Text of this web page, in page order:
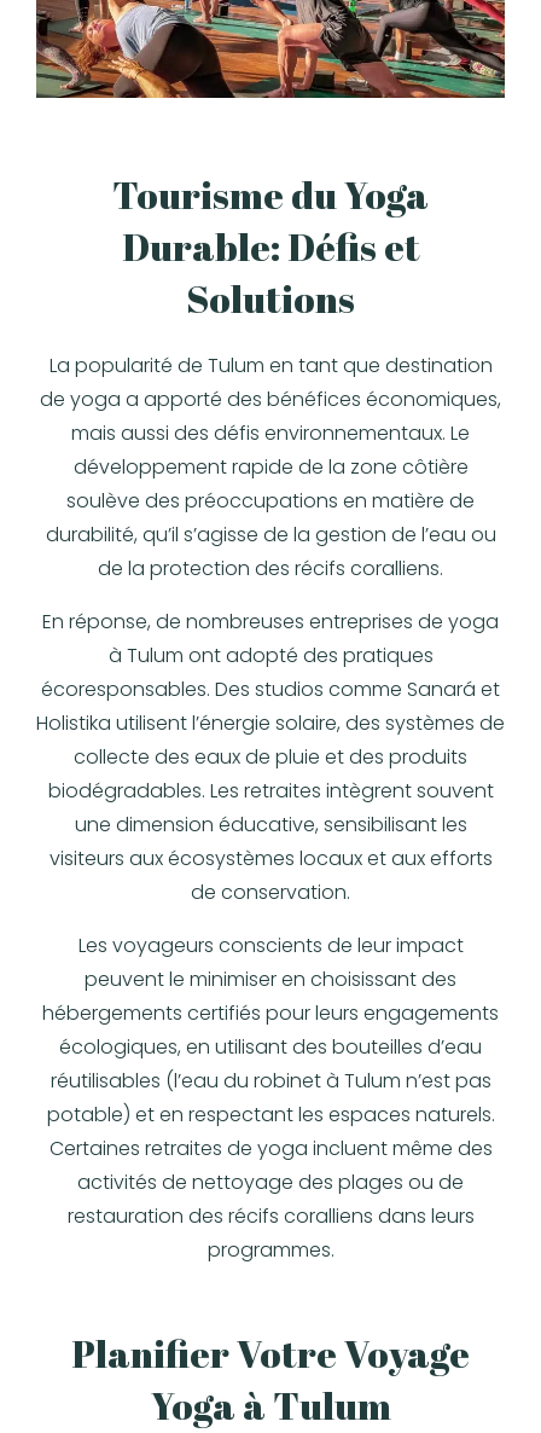
Tourisme du Yoga
Durable: Défis et
Solutions
La popularité de Tulum en tant que destination
de yoga a apporté des bénéfices économiques,
mais aussi des défis environnementaux. Le
développement rapide de la zone côtière
soulève des préoccupations en matière de
durabilité, qu’il s’agisse de la gestion de l’eau ou
de la protection des récifs coralliens.
En réponse, de nombreuses entreprises de yoga
à Tulum ont adopté des pratiques
écoresponsables. Des studios comme Sanará et
Holistika utilisent l’énergie solaire, des systèmes de
collecte des eaux de pluie et des produits
biodégradables. Les retraites intègrent souvent
une dimension éducative, sensibilisant les
visiteurs aux écosystèmes locaux et aux efforts
de conservation.
Les voyageurs conscients de leur impact
peuvent le minimiser en choisissant des
hébergements certifiés pour leurs engagements
écologiques, en utilisant des bouteilles d’eau
réutilisables (l’eau du robinet à Tulum n’est pas
potable) et en respectant les espaces naturels.
Certaines retraites de yoga incluent même des
activités de nettoyage des plages ou de
restauration des récifs coralliens dans leurs
programmes.
Planifier Votre Voyage
Yoga à Tulum